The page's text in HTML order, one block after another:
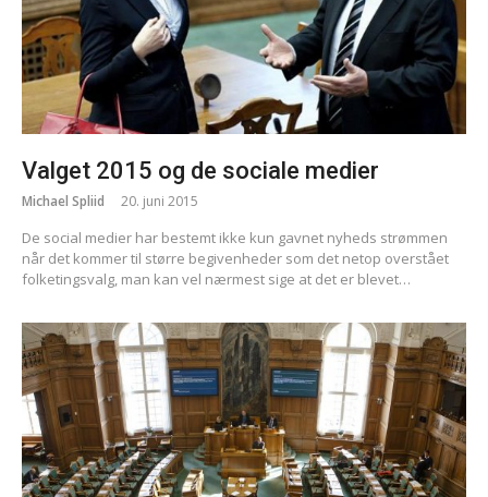
Valget 2015 og de sociale medier
Michael Spliid 20. juni 2015
De social medier har bestemt ikke kun gavnet nyheds strømmen
når det kommer til større begivenheder som det netop overstået
folketingsvalg, man kan vel nærmest sige at det er blevet…